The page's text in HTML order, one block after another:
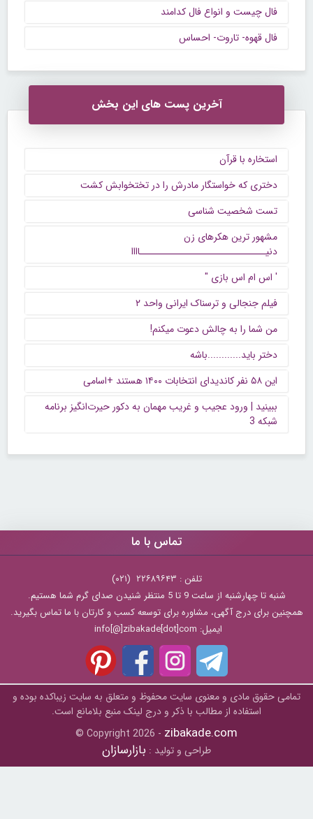
فال چیست و انواع فال کدامند
فال قهوه- تاروت- احساس
آخرین پست های این بخش
استخاره با قرآن
دختری که خواستگار مادرش را در تختخوابش کشت
تست شخصیت شناسی
مشهور ترین هکرهای زن
دنیــــــــــــــــــــــــــــــاااا
' اس ام اس بازی "
فیلم جنجالی و ترسناک ایرانی واحد ۲
من شما را به چالش دعوت میکنم!
دختر باید............باشه
این ۵۸ نفر کاندیدای انتخابات ۱۴۰۰ هستند +اسامی
ببینید | ورود عجیب و غریب مهمان به دکور حیرت‌انگیز برنامه
شبکه 3
تماس با ما
تلفن : ۲۲۶۸۹۶۴۳ (۰۲۱)
شنبه تا چهارشنبه از ساعت 9 تا 5 منتظر شنیدن صدای گرم شما هستیم.
همچنین برای درج آگهی، مشاوره برای توسعه کسب و کارتان با ما تماس بگیرید.
ایمیل: info[@]zibakade[dot]com
تمامی حقوق مادی و معنوی سایت محفوظ و متعلق به سايت زیباکده بوده و
استفاده از مطالب با ذکر و درج لینک منبع بلامانع است.
© Copyright 2026 - zibakade.com
طراحی و تولید : بازارسازان